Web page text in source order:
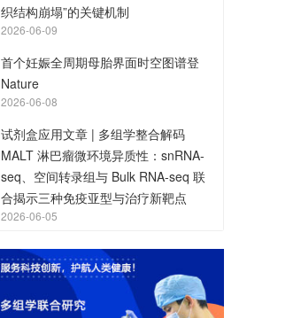
织结构崩塌”的关键机制
2026-06-09
首个妊娠全周期母胎界面时空图谱登
Nature
2026-06-08
试剂盒应用文章 | 多组学整合解码
MALT 淋巴瘤微环境异质性：snRNA-
seq、空间转录组与 Bulk RNA-seq 联
合揭示三种免疫亚型与治疗新靶点
2026-06-05